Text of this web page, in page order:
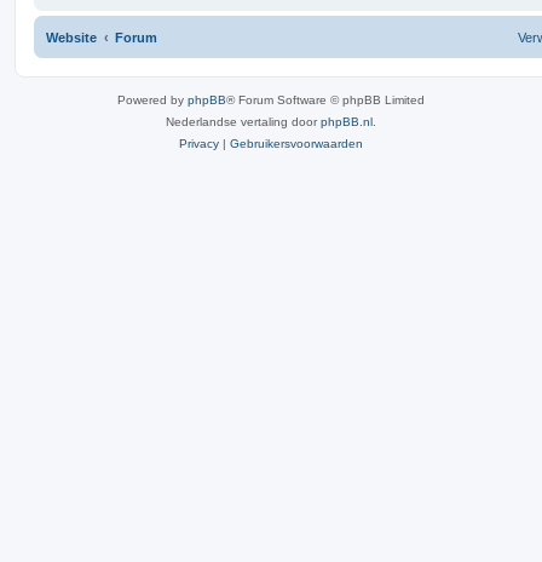
Website Forum
Powered by phpBB® Forum Software © phpBB Limited
Nederlandse vertaling doorphpBB.nl.
Privacy | Gebruikersvoorwaarden